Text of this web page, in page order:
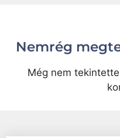
Nemrég
Még nem